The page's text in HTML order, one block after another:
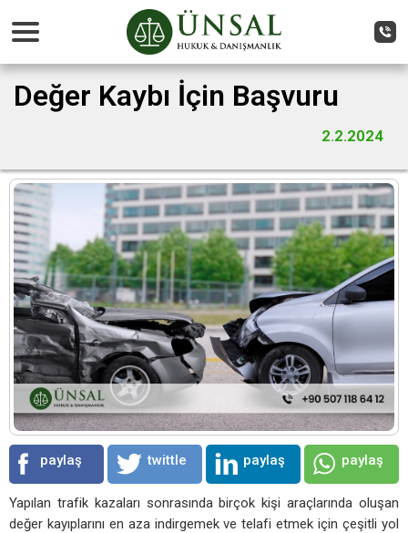
Değer Kaybı İçin Başvuru
2.2.2024
paylaş twittle paylaş paylaş
Yapılan trafik kazaları sonrasında birçok kişi araçlarında oluşan
değer kayıplarını en aza indirgemek ve telafi etmek için çeşitli yol